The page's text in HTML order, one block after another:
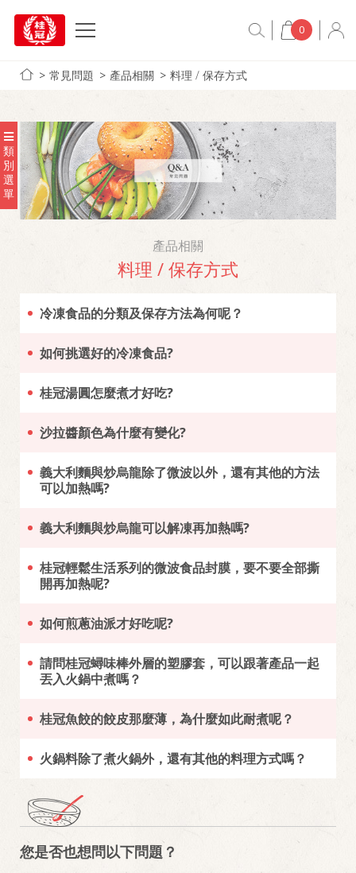
0
常見問題 產品相關 料理 / 保存方式
類
別
選
單
產品相關
料理 / 保存方式
冷凍食品的分類及保存方法為何呢？
如何挑選好的冷凍食品?
桂冠湯圓怎麼煮才好吃?
沙拉醬顏色為什麼有變化?
義大利麵與炒烏龍除了微波以外，還有其他的方法
可以加熱嗎?
義大利麵與炒烏龍可以解凍再加熱嗎?
桂冠輕鬆生活系列的微波食品封膜，要不要全部撕
開再加熱呢?
如何煎蔥油派才好吃呢?
請問桂冠蟳味棒外層的塑膠套，可以跟著產品一起
丟入火鍋中煮嗎？
桂冠魚餃的餃皮那麼薄，為什麼如此耐煮呢？
火鍋料除了煮火鍋外，還有其他的料理方式嗎？
您是否也想問以下問題？